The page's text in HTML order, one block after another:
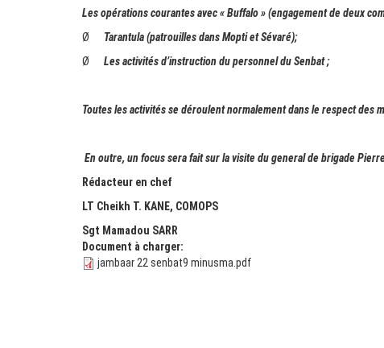
Les opérations courantes avec « Buffalo » (engagement de deux
Ø Tarantula (patrouilles dans Mopti et Sévaré);
Ø Les activités d’instruction du personnel du Senbat ;
Toutes les activités se déroulent normalement dans le respect des
En outre, un focus sera fait sur la visite du general de brigade
Rédacteur en chef
LT Cheikh T. KANE, COMOPS
Sgt Mamadou SARR
Document à charger:
jambaar
jambaar 22 senbat9 minusma.pdf